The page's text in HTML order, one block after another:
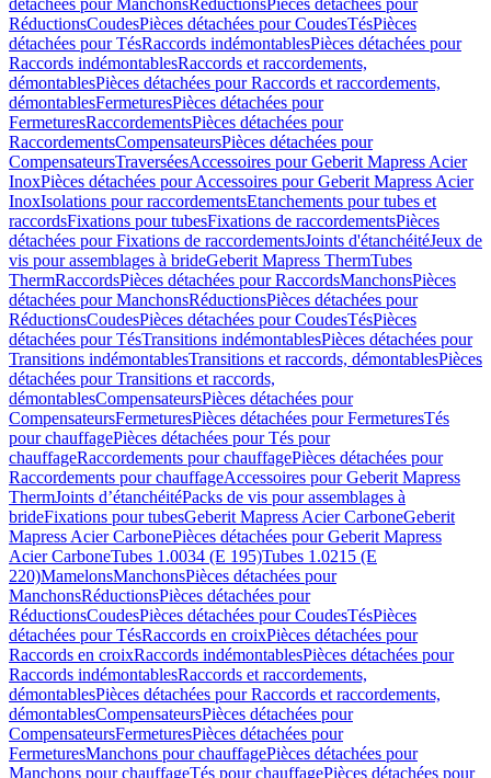
détachées pour ManchonsRéductionsPièces détachées pour
RéductionsCoudesPièces détachées pour CoudesTésPièces
détachées pour TésRaccords indémontablesPièces détachées pour
Raccords indémontablesRaccords et raccordements,
démontablesPièces détachées pour Raccords et raccordements,
démontablesFermeturesPièces détachées pour
FermeturesRaccordementsPièces détachées pour
RaccordementsCompensateursPièces détachées pour
CompensateursTraverséesAccessoires pour Geberit Mapress Acier
InoxPièces détachées pour Accessoires pour Geberit Mapress Acier
InoxIsolations pour raccordementsEtanchements pour tubes et
raccordsFixations pour tubesFixations de raccordementsPièces
détachées pour Fixations de raccordementsJoints d'étanchéitéJeux de
vis pour assemblages à brideGeberit Mapress ThermTubes
ThermRaccordsPièces détachées pour RaccordsManchonsPièces
détachées pour ManchonsRéductionsPièces détachées pour
RéductionsCoudesPièces détachées pour CoudesTésPièces
détachées pour TésTransitions indémontablesPièces détachées pour
Transitions indémontablesTransitions et raccords, démontablesPièces
détachées pour Transitions et raccords,
démontablesCompensateursPièces détachées pour
CompensateursFermeturesPièces détachées pour FermeturesTés
pour chauffagePièces détachées pour Tés pour
chauffageRaccordements pour chauffagePièces détachées pour
Raccordements pour chauffageAccessoires pour Geberit Mapress
ThermJoints d’étanchéitéPacks de vis pour assemblages à
brideFixations pour tubesGeberit Mapress Acier CarboneGeberit
Mapress Acier CarbonePièces détachées pour Geberit Mapress
Acier CarboneTubes 1.0034 (E 195)Tubes 1.0215 (E
220)MamelonsManchonsPièces détachées pour
ManchonsRéductionsPièces détachées pour
RéductionsCoudesPièces détachées pour CoudesTésPièces
détachées pour TésRaccords en croixPièces détachées pour
Raccords en croixRaccords indémontablesPièces détachées pour
Raccords indémontablesRaccords et raccordements,
démontablesPièces détachées pour Raccords et raccordements,
démontablesCompensateursPièces détachées pour
CompensateursFermeturesPièces détachées pour
FermeturesManchons pour chauffagePièces détachées pour
Manchons pour chauffageTés pour chauffagePièces détachées pour